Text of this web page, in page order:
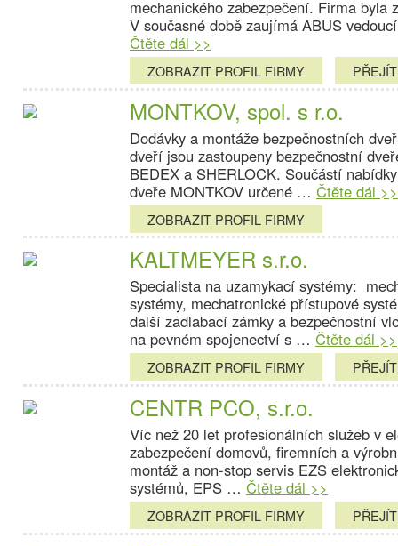
mechanického zabezpečení. Firma byla
V současné době zaujímá ABUS
Čtěte dál >>
ZOBRAZIT PROFIL FIRMY
MONTKOV, spol. s r.o.
Dodávky a montáže bezpečnostních
dveří jsou zastoupeny bezpečnostní
BEDEX a SHERLOCK. Součástí
dveře MONTKOV určené … Čtěte dál >>
ZOBRAZIT PROFIL FIRMY
KALTMEYER s.r.o.
Specialista na uzamykací systémy:
systémy, mechatronické přístupové
další zadlabací zámky a bezpečnostní
na pevném spojenectví s … Čtěte dál >>
ZOBRAZIT PROFIL FIRMY
CENTR PCO, s.r.o.
Víc než 20 let profesionálních služeb v
zabezpečení domovů, firemních a
montáž a non-stop servis EZS
systémů, EPS … Čtěte dál >>
ZOBRAZIT PROFIL FIRMY